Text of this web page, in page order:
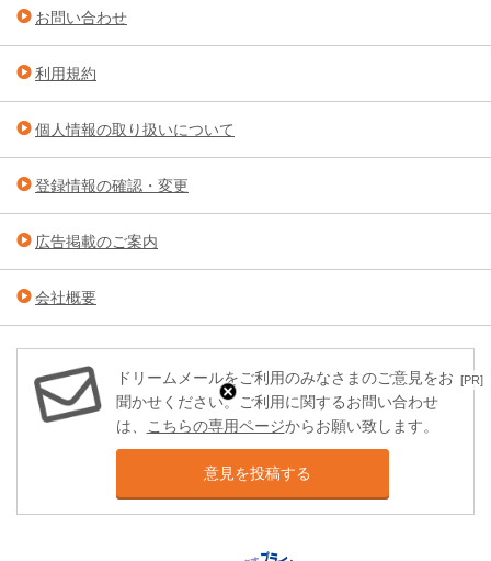
[PR]
お問い合わせ
利用規約
個人情報の取り扱いについて
登録情報の確認・変更
広告掲載のご案内
会社概要
ドリームメールをご利用のみなさまのご意見をお
聞かせください。ご利用に関するお問い合わせ
は、 こちらの専用ページからお願い致します。
意見を投稿する